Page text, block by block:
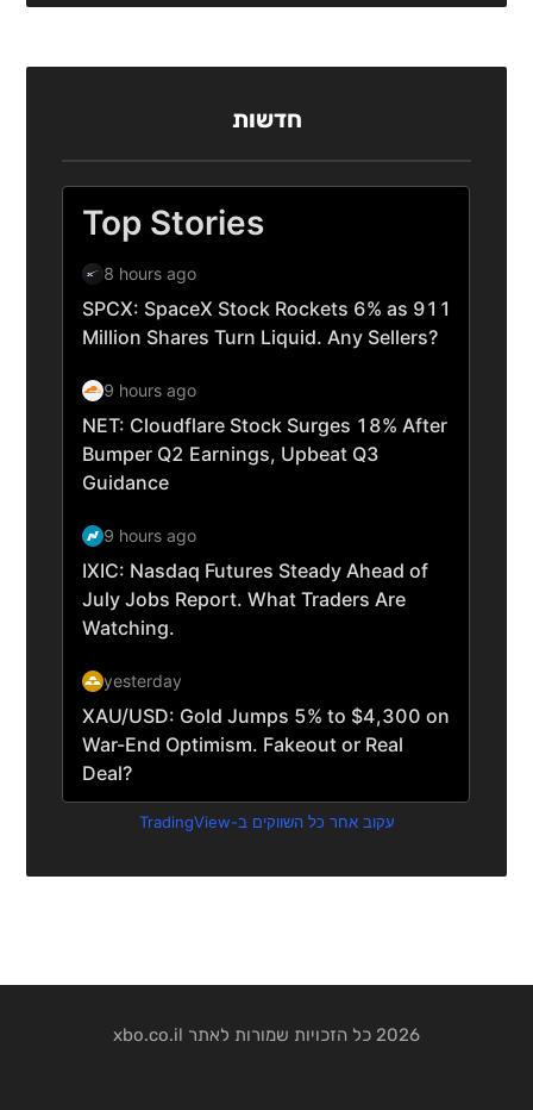
חדשות
עקוב אחר כל השווקים ב-TradingView
2026 כל הזכויות שמורות לאתר xbo.co.il